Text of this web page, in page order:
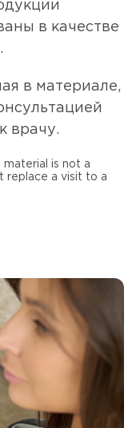
в качестве
в материале,
врачу.
material is not a
replace a visit to a